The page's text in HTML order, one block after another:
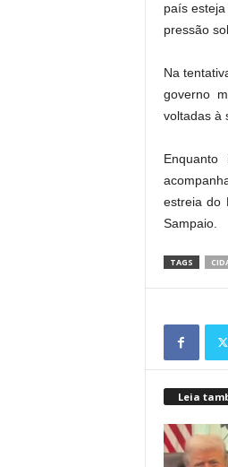
país
pressão
Na
governo
voltadas à
estreia do
Sampaio.
TAGS
Leia